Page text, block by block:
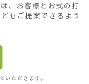
、お客様とお式の打
もご提案できるよう
いただきます。